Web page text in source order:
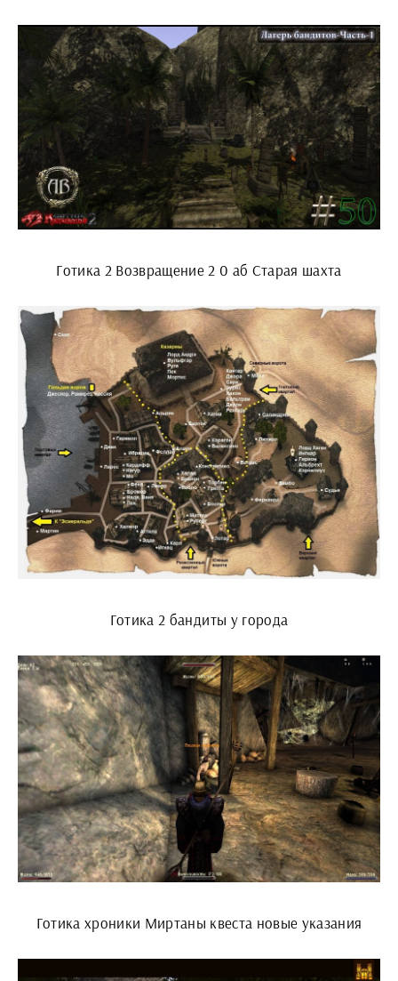
Готика 2 Возвращение 2 0 аб Старая шахта
Готика 2 бандиты у города
Готика хроники Миртаны квеста новые указания